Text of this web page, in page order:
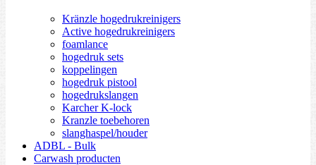
Kränzle hogedrukreinigers
Active hogedrukreinigers
foamlance
hogedruk sets
koppelingen
hogedruk pistool
hogedrukslangen
Karcher K-lock
Kranzle toebehoren
slanghaspel/houder
ADBL - Bulk
Carwash producten